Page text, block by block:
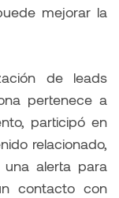
mejorar la
de leads
pertenece a
participó en
relacionado,
alerta para
contacto con